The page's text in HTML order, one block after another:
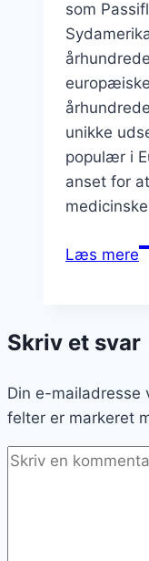
som
unikke
populær i
anset for
Læs mere
Skriv et svar
Din e-mailadresse
felter er markeret